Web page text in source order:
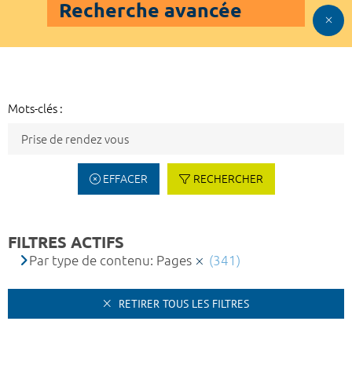
Recherche avancée
Mots-clés :
EFFACER RECHERCHER
FILTRES ACTIFS
Par type de contenu: Pages (341)
RETIRER TOUS LES FILTRES